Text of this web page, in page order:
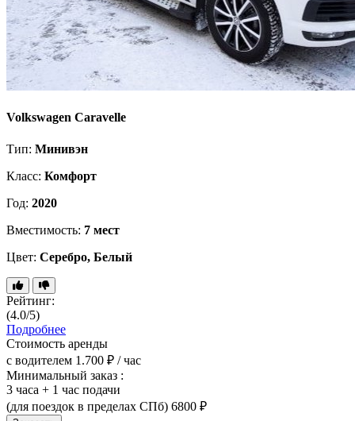
Volkswagen Caravelle
Тип: Минивэн
Класс: Комфорт
Год: 2020
Вместимость: 7 мест
Цвет: Серебро, Белый
Рейтинг:
(4.0/5)
Подробнее
Стоимость аренды
с водителем 1.700 ₽ / час
Минимальный заказ :
3 часа + 1 час подачи
(для поездок в пределах СПб) 6800 ₽